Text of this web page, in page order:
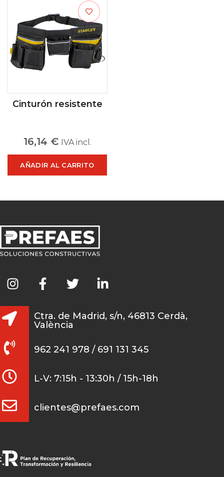
Cinturón resistente
16,14 € IVA incl.
AÑADIR AL CARRITO
Ctra. de Madrid, s/n, 46813 Cerdà,
València
962 241 978 / 691 131 345
L-V: 7:15h - 13:30h / 15h-18h
clientes@prefaes.com